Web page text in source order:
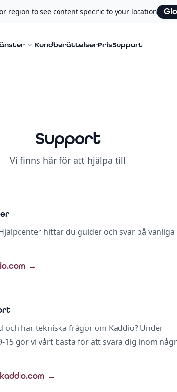
region to see content specific to your location
KundberättelserPrisSupport
Support
Vi finns här för att hjälpa till
hittar du guider och svar på vanliga
→
och har tekniska frågor om Kaddio? Under
15 gör vi vårt bästa för att svara dig inom
→